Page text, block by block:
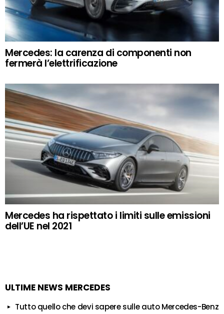
Mercedes: la carenza di componenti non
fermerà l’elettrificazione
Mercedes ha rispettato i limiti sulle emissioni
dell’UE nel 2021
ULTIME NEWS MERCEDES
Tutto quello che devi sapere sulle auto Mercedes-Benz